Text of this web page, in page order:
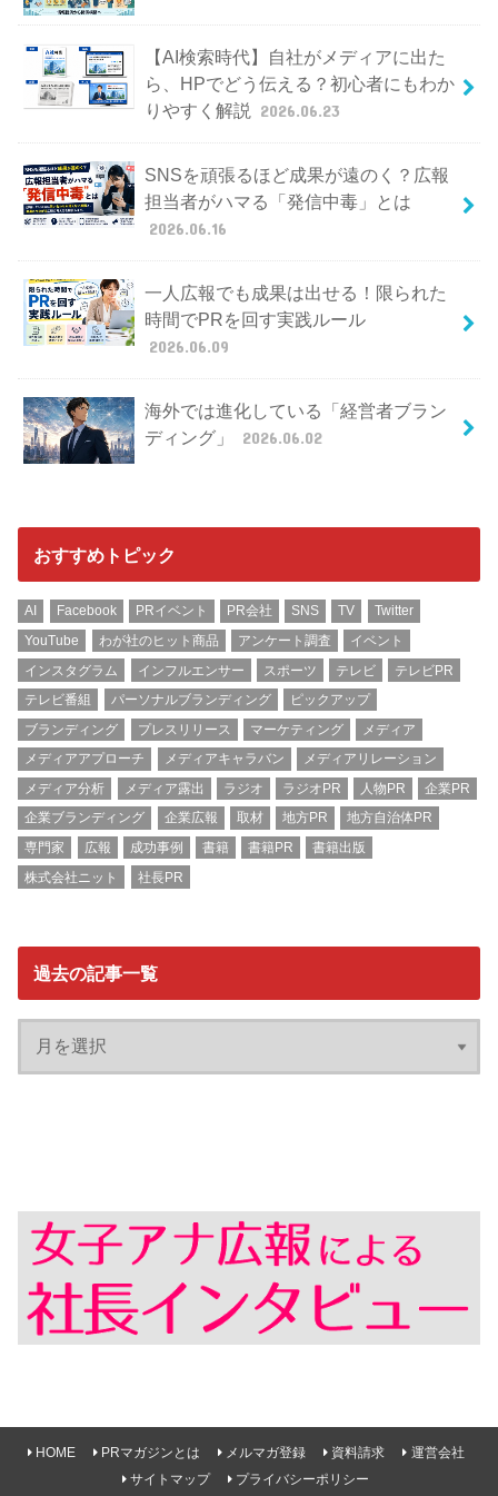
【AI検索時代】自社がメディアに出た
ら、HPでどう伝える？初心者にもわか
りやすく解説
2026.06.23
SNSを頑張るほど成果が遠のく？広報
担当者がハマる「発信中毒」とは
2026.06.16
一人広報でも成果は出せる！限られた
時間でPRを回す実践ルール
2026.06.09
海外では進化している「経営者ブラン
ディング」
2026.06.02
おすすめトピック
AI Facebook PRイベント PR会社 SNS TV
Twitter
YouTube
わが社のヒット商品 アンケート調査
イベント
インスタグラム
インフルエンサー スポーツ テレビ
テレビPR
テレビ番組
パーソナルブランディング
ピックアップ
ブランディング
プレスリリース マーケティング
メディア
メディアアプローチ
メディアキャラバン
メディアリレーション
メディア分析
メディア露出 ラジオ ラジオPR 人物PR
企業PR
企業ブランディング
企業広報 取材 地方PR
地方自治体PR
専門家
広報 成功事例 書籍 書籍PR
書籍出版
株式会社ニット
社長PR
過去の記事一覧
HOME PRマガジンとは メルマガ登録 資料請求
運営会社
サイトマップ
プライバシーポリシー